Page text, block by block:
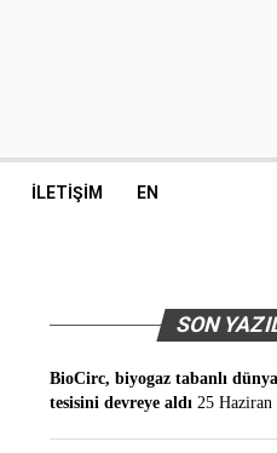
İLETIŞIM EN
SON
BioCirc, biyogaz tabanlı
tesisini devreye aldı 25 Haziran